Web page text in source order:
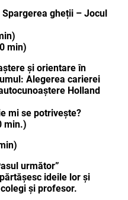
gheții – Jocul
min)
și orientare în
Alegerea carierei
Holland
mi se potrivește?
min.)
următor”
ideile lor și
și profesor.